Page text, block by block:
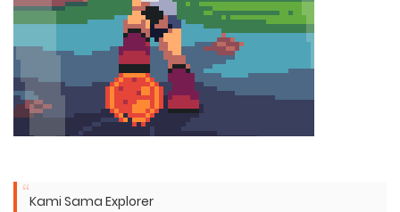
Kami Sama Explorer